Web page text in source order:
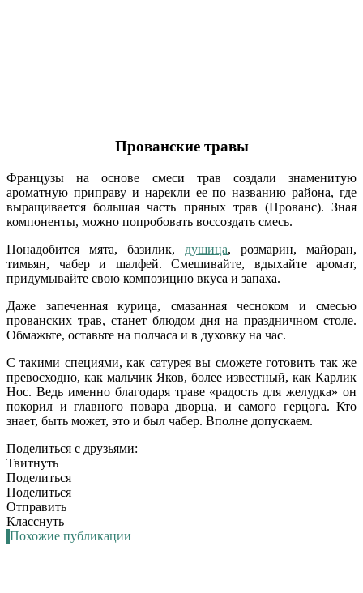
Прованские травы
Французы на основе смеси трав создали знаменитую
ароматную приправу и нарекли ее по названию района, где
выращивается большая часть пряных трав (Прованс). Зная
компоненты, можно попробовать воссоздать смесь.
Понадобится мята, базилик, душица, розмарин, майоран,
тимьян, чабер и шалфей. Смешивайте, вдыхайте аромат,
придумывайте свою композицию вкуса и запаха.
Даже запеченная курица, смазанная чесноком и смесью
прованских трав, станет блюдом дня на праздничном столе.
Обмажьте, оставьте на полчаса и в духовку на час.
С такими специями, как сатурея вы сможете готовить так же
превосходно, как мальчик Яков, более известный, как Карлик
Нос. Ведь именно благодаря траве «радость для желудка» он
покорил и главного повара дворца, и самого герцога. Кто
знает, быть может, это и был чабер. Вполне допускаем.
Поделиться с друзьями:
Твитнуть
Поделиться
Поделиться
Отправить
Класснуть
Похожие публикации